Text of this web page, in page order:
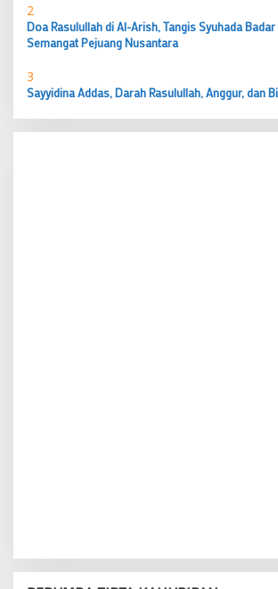
2
Doa Rasulullah di Al-Arish, Tangis Syuhada
Semangat Pejuang Nusantara
3
Sayyidina Addas, Darah Rasulullah, Anggur, dan